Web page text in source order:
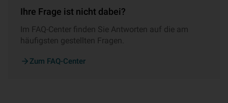
Ihre Frage ist nicht dabei?
Im FAQ-Center finden Sie Antworten auf die am
häufigsten gestellten Fragen.
Zum FAQ-Center